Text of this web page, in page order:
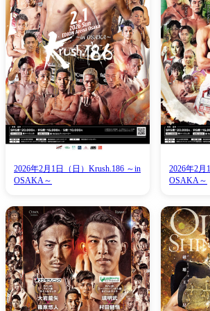
2026年2月1日（日）Krush.186 ～in
OSAKA～
2026年2月
OSAKA～